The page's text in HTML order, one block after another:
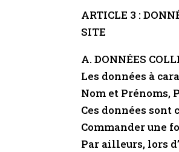
ARTICLE 3 :
SITE
A. DONNÉES
Les données à
Nom et Prénoms,
Ces données
Commander une
Par ailleurs, lors